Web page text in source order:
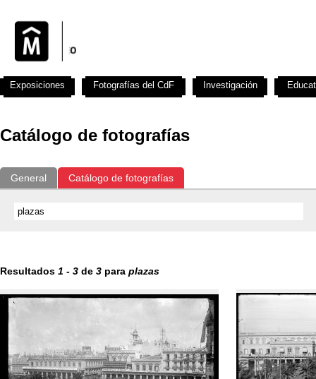
Catálogo de fotografías
General Catálogo de fotografías
Resultados 1 - 3 de 3 para plazas
Exposiciones Fotografías del CdF Investigación